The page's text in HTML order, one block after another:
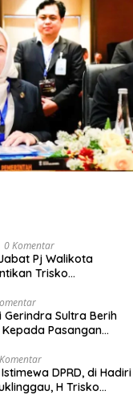
0 Komentar
Pj Walikota
Trisko
Gerindra Sultra Berih
Kepada Pasangan
Pilkada Konawe 2024
DPRD, di Hadiri
H Trisko